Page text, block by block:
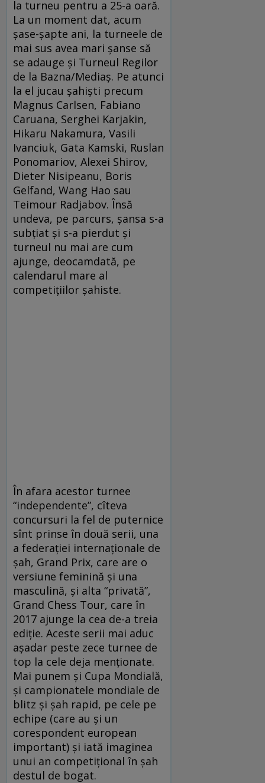
la turneu pentru a 25-a oară.
La un moment dat, acum
șase-șapte ani, la turneele de
mai sus avea mari șanse să
se adauge și Turneul Regilor
de la Bazna/Mediaș. Pe atunci
la el jucau șahiști precum
Magnus Carlsen, Fabiano
Caruana, Serghei Karjakin,
Hikaru Nakamura, Vasili
Ivanciuk, Gata Kamski, Ruslan
Ponomariov, Alexei Shirov,
Dieter Nisipeanu, Boris
Gelfand, Wang Hao sau
Teimour Radjabov. Însă
undeva, pe parcurs, șansa s-a
subțiat și s-a pierdut și
turneul nu mai are cum
ajunge, deocamdată, pe
calendarul mare al
competițiilor șahiste.
În afara acestor turnee
“independente”, cîteva
concursuri la fel de puternice
sînt prinse în două serii, una
a federației internaționale de
șah, Grand Prix, care are o
versiune feminină și una
masculină, și alta “privată”,
Grand Chess Tour, care în
2017 ajunge la cea de-a treia
ediție. Aceste serii mai aduc
așadar peste zece turnee de
top la cele deja menționate.
Mai punem și Cupa Mondială,
și campionatele mondiale de
blitz și șah rapid, pe cele pe
echipe (care au și un
corespondent european
important) și iată imaginea
unui an competițional în șah
destul de bogat.